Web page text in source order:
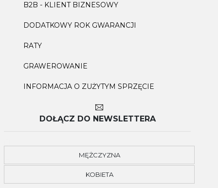
B2B - KLIENT BIZNESOWY
DODATKOWY ROK GWARANCJI
RATY
GRAWEROWANIE
INFORMACJA O ZUŻYTYM SPRZĘCIE
DOŁĄCZ DO NEWSLETTERA
MĘŻCZYZNA
KOBIETA